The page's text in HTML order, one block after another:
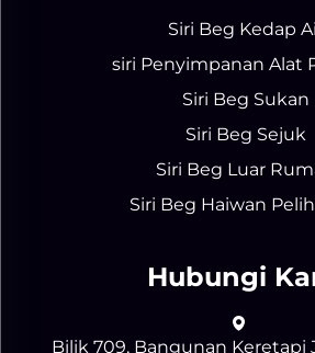
Siri Beg Kedap
siri Penyimpanan Alat
Siri Beg Sukan
Siri Beg Sejuk
Siri Beg Luar
Siri Beg Haiwan
Hubungi
Bilik 709, Bangunan Keretapi